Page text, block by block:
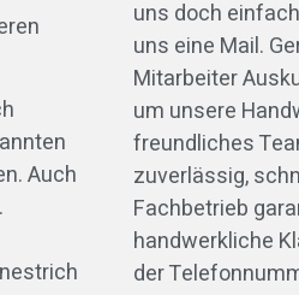
Auch
uns doch
uns eine Mail.
Mitarbeiter
um unsere
freundliches
zuverlässig,
Fachbetrieb
handwerkliche
der